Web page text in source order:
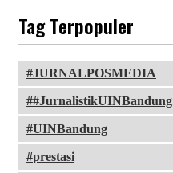
Tag Terpopuler
JURNALPOSMEDIA
#JurnalistikUINBandung
UINBandung
prestasi